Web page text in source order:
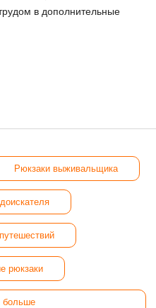
в дополнительные
Рюкзаки выживальщика
рюкзаки
больше